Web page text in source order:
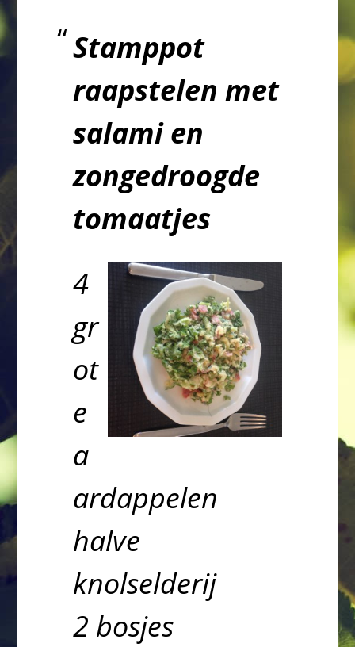
Stamppot
raapstelen met
salami en
zongedroogde
tomaatjes
4
gr
ot
e
a
ardappelen
halve
knolselderij
2 bosjes